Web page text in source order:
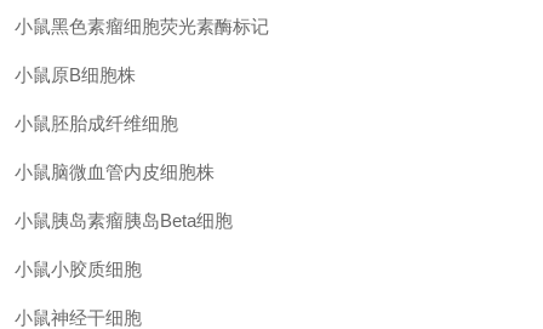
小鼠黑色素瘤细胞荧光素酶标记
小鼠原B细胞株
小鼠胚胎成纤维细胞
小鼠脑微血管内皮细胞株
小鼠胰岛素瘤胰岛Beta细胞
小鼠小胶质细胞
小鼠神经干细胞